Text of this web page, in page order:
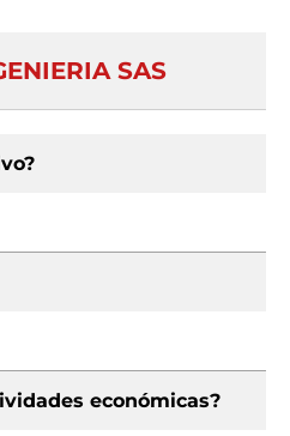
SAS
económicas?